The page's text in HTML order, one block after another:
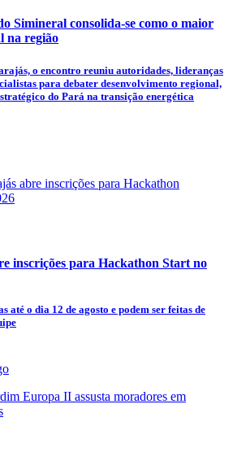
Simineral consolida-se como o maior
na região
o encontro reuniu autoridades, lideranças
para debater desenvolvimento regional,
do Pará na transição energética
inscrições para Hackathon Start no
até o dia 12 de agosto e podem ser feitas de